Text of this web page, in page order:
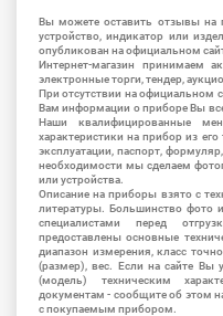
Вы можете оставить отзывы на
устройство, индикатор или
опубликован на официальном
Интернет-магазин принимаем
электронные торги, тендер,
При отсутствии на официальном
Вам информации о приборе Вы
Наши квалифицированные
характеристики на прибор из
эксплуатации, паспорт,
необходимости мы сделаем
или устройства.
Описание на приборы взято с
литературы. Большинство фото
специалистами перед
предоставлены основные
диапазон измерения, класс
(размер), вес. Если на сайте Вы
(модель) техническим
документам - сообщите об этом
с покупаемым прибором.